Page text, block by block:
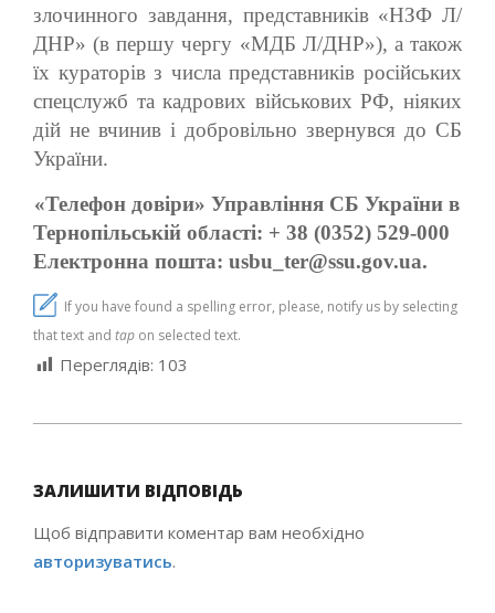
злочинного завдання, представників «НЗФ Л/
ДНР» (в першу чергу «МДБ Л/ДНР»), а також
їх кураторів з числа представників російських
спецслужб та кадрових військових РФ, ніяких
дій не вчинив і добровільно звернувся до СБ
України.
«Телефон довіри» Управління СБ України в
Тернопільській області: + 38 (0352) 529-000
Електронна пошта: usbu_ter@ssu.gov.ua.
If you have found a spelling error, please, notify us by selecting
that text and tap on selected text.
Переглядів: 103
20
ЗАЛИШИТИ ВІДПОВІДЬ
Щоб відправити коментар вам необхідно
авторизуватись.